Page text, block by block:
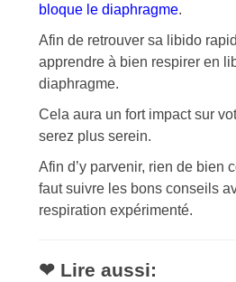
bloque le diaphragme.
Afin de retrouver sa libido
apprendre à bien respirer en
diaphragme.
Cela aura un fort impact sur
serez plus serein.
Afin d’y parvenir, rien de bien
faut suivre les bons conseils
respiration expérimenté.
❤ Lire aussi: